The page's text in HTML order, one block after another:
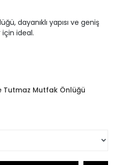
dayanıklı yapısı ve geniş
ideal.
Tutmaz Mutfak Önlüğü